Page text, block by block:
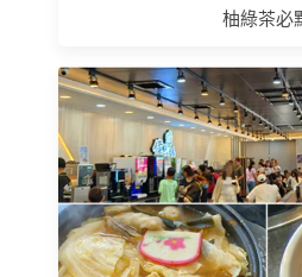
柚綠茶必